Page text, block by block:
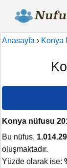
Anasayfa › Konya
Konya nüfusu
Bu nüfus,
oluşmaktadır.
Yüzde olarak ise: